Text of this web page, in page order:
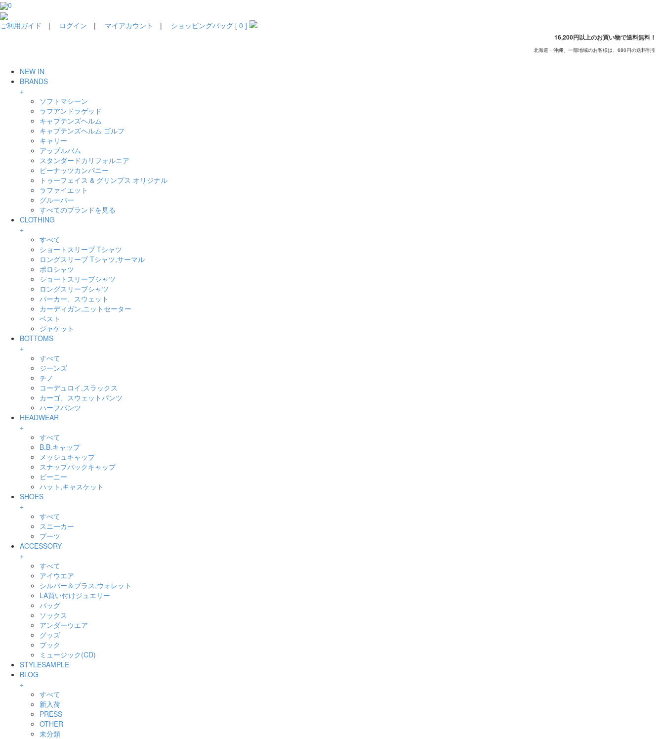
0
ご利用ガイド | ログイン | マイアカウント | ショッピングバッグ [ 0 ]
16,200円以上のお買い物で送料無料！
北海道・沖縄、一部地域のお客様は、680円の送料割引
NEW IN
BRANDS
+
ソフトマシーン
ラフアンドラゲッド
キャプテンズヘルム
キャプテンズヘルム ゴルフ
キャリー
アップルバム
スタンダードカリフォルニア
ピーナッツカンパニー
トゥーフェイス & グリンプス オリジナル
ラファイエット
グルーバー
すべてのブランドを見る
CLOTHING
+
すべて
ショートスリーブ Tシャツ
ロングスリーブ Tシャツ,サーマル
ポロシャツ
ショートスリーブシャツ
ロングスリーブシャツ
パーカー、スウェット
カーディガン,ニットセーター
ベスト
ジャケット
BOTTOMS
+
すべて
ジーンズ
チノ
コーデュロイ,スラックス
カーゴ、スウェットパンツ
ハーフパンツ
HEADWEAR
+
すべて
B.B.キャップ
メッシュキャップ
スナップバックキャップ
ビーニー
ハット,キャスケット
SHOES
+
すべて
スニーカー
ブーツ
ACCESSORY
+
すべて
アイウエア
シルバー＆ブラス,ウォレット
LA買い付けジュエリー
バッグ
ソックス
アンダーウエア
グッズ
ブック
ミュージック(CD)
STYLESAMPLE
BLOG
+
すべて
新入荷
PRESS
OTHER
未分類